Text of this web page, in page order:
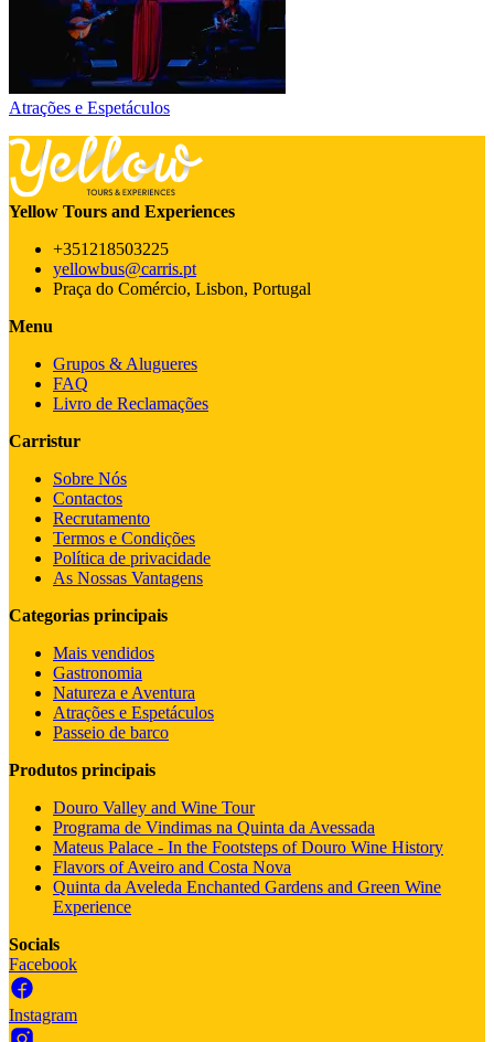
Atrações e Espetáculos
Yellow Tours and Experiences
+351218503225
yellowbus@carris.pt
Praça do Comércio, Lisbon, Portugal
Menu
Grupos & Alugueres
FAQ
Livro de Reclamações
Carristur
Sobre Nós
Contactos
Recrutamento
Termos e Condições
Política de privacidade
As Nossas Vantagens
Categorias principais
Mais vendidos
Gastronomia
Natureza e Aventura
Atrações e Espetáculos
Passeio de barco
Produtos principais
Douro Valley and Wine Tour
Programa de Vindimas na Quinta da Avessada
Mateus Palace - In the Footsteps of Douro Wine History
Flavors of Aveiro and Costa Nova
Quinta da Aveleda Enchanted Gardens and Green Wine
Experience
Socials
Facebook
Instagram